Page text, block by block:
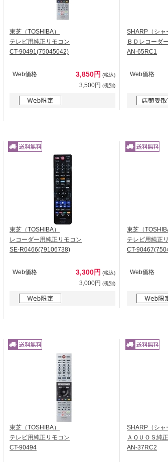
東芝（TOSHIBA）
テレビ用純正リモコン
CT-90491(75045042)
Web価格 3,850円 (税込)
3,500円 (税別)
SHARP（シャ
ＢＤレコーダ
AN-65RC1
Web価格
東芝（TOSHIBA）
レコーダー用純正リモコン
SE-R0466(79106738)
Web価格 3,300円 (税込)
3,000円 (税別)
東芝（
テレビ用純正
CT-
Web価格
東芝（TOSHIBA）
テレビ用純正リモコン
CT-90494
SHARP（シャ
ＡＱＵＯＳ純
AN-37RC2